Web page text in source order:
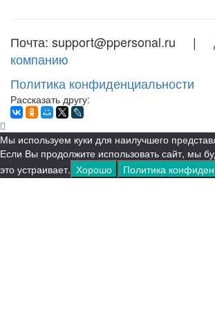
Почта: support@ppersonal.ru |
компанию
Политика конфиденциальности
Рассказать другу:
Мы используем куки для наилучшего
Если Вы продолжите использовать сайт, мы
это устраивает. Хорошо Политика